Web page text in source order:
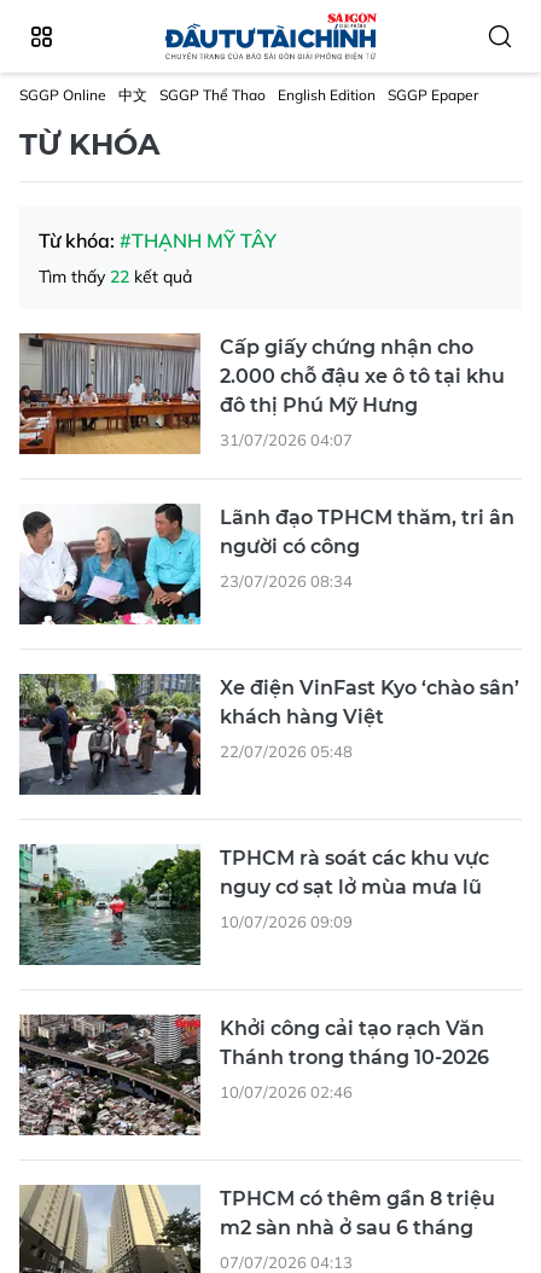
SGGP Online 中文 SGGP Thể Thao English Edition SGGP Epaper
TỪ KHÓA
Từ khóa: #THẠNH MỸ TÂY
Tìm thấy 22 kết quả
Cấp giấy chứng nhận cho
2.000 chỗ đậu xe ô tô tại khu
đô thị Phú Mỹ Hưng
31/07/2026 04:07
Lãnh đạo TPHCM thăm, tri ân
người có công
23/07/2026 08:34
Xe điện VinFast Kyo ‘chào sân’
khách hàng Việt
22/07/2026 05:48
TPHCM rà soát các khu vực
nguy cơ sạt lở mùa mưa lũ
10/07/2026 09:09
Khởi công cải tạo rạch Văn
Thánh trong tháng 10-2026
10/07/2026 02:46
TPHCM có thêm gần 8 triệu
m2 sàn nhà ở sau 6 tháng
07/07/2026 04:13